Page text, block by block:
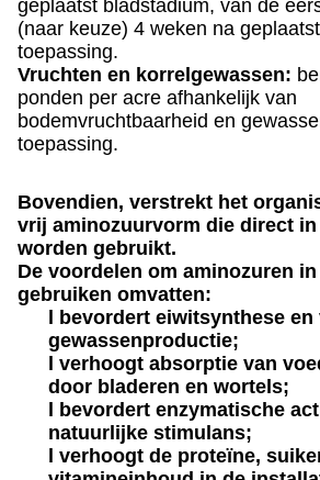
geplaatst bladstadium, van de
(naar keuze) 4 weken na
toepassing.
Vruchten en korrelgewassen:
ponden per acre afhankelijk van
bodemvruchtbaarheid en
toepassing.
Bovendien, verstrekt het
vrij aminozuurvorm die direct
worden gebruikt.
De voordelen om aminozuren
gebruiken omvatten:
l bevordert eiwitsynthese
gewassenproductie;
l verhoogt absorptie van
door bladeren en wortels;
l bevordert enzymatische
natuurlijke stimulans;
l verhoogt de proteïne,